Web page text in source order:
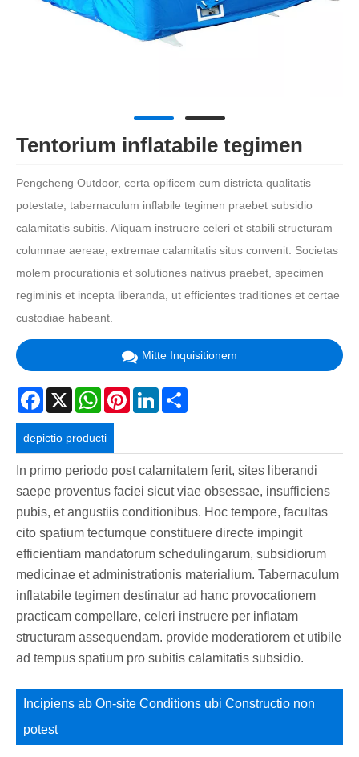
Tentorium inflatabile tegimen
Pengcheng Outdoor, certa opificem cum districta qualitatis
potestate, tabernaculum inflabile tegimen praebet subsidio
calamitatis subitis. Aliquam instruere celeri et stabili structuram
columnae aereae, extremae calamitatis situs convenit. Societas
molem procurationis et solutiones nativus praebet, specimen
regiminis et incepta liberanda, ut efficientes traditiones et certae
custodiae habeant.
Mitte Inquisitionem
Facebook
X WhatsAppPinterestLinkedIn
depictio producti
In primo periodo post calamitatem ferit, sites liberandi
saepe proventus faciei sicut viae obsessae, insufficiens
pubis, et angustiis conditionibus. Hoc tempore, facultas
cito spatium tectumque constituere directe impingit
efficientiam mandatorum schedulingarum, subsidiorum
medicinae et administrationis materialium. Tabernaculum
inflatabile tegimen destinatur ad hanc provocationem
practicam compellare, celeri instruere per inflatam
structuram assequendam. provide moderatiorem et utibile
ad tempus spatium pro subitis calamitatis subsidio.
Incipiens ab On-site Conditions ubi Constructio non
potest